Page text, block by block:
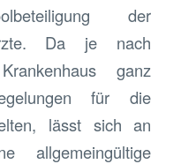
der
Da je nach
ganz
für die
lässt sich an
allgemeingültige